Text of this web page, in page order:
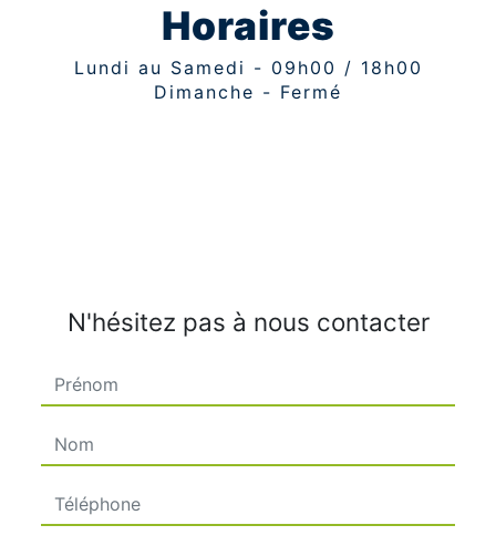
Horaires
Lundi au Samedi - 09h00 / 18h00
Dimanche - Fermé
N'hésitez pas à nous contacter